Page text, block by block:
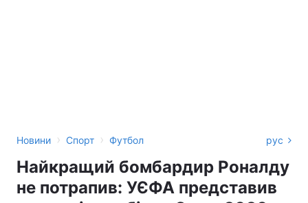
Новини › Спорт › Футбол рус
Найкращий бомбардир Роналду
не потрапив: УЄФА представив